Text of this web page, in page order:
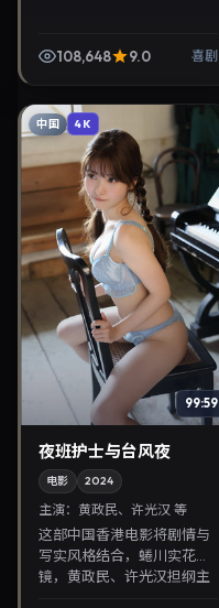
108,648 9.0 喜剧
中国 4K
99:59
夜班护士与台风夜
电影 2024
主演： 黄政民、许光汉 等
这部中国香港电影将剧情与
写实风格结合，蜷川实花掌
镜，黄政民、许光汉担纲主